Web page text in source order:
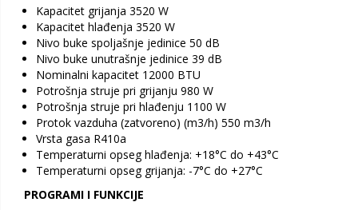
Kapacitet grijanja 3520 W
Kapacitet hlađenja 3520 W
Nivo buke spoljašnje jedinice 50 dB
Nivo buke unutrašnje jedinice 39 dB
Nominalni kapacitet 12000 BTU
Potrošnja struje pri grijanju 980 W
Potrošnja struje pri hlađenju 1100 W
Protok vazduha (zatvoreno) (m3/h) 550 m3/h
Vrsta gasa R410a
Temperaturni opseg hlađenja: +18°C do +43°C
Temperaturni opseg grijanja: -7°C do +27°C
PROGRAMI I FUNKCIJE